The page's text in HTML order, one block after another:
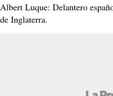
Albert Luque: Delantero
de Inglaterra.